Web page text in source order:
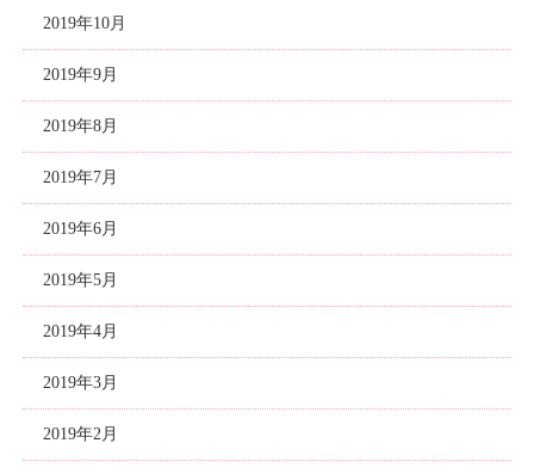
2019年10月
2019年9月
2019年8月
2019年7月
2019年6月
2019年5月
2019年4月
2019年3月
2019年2月